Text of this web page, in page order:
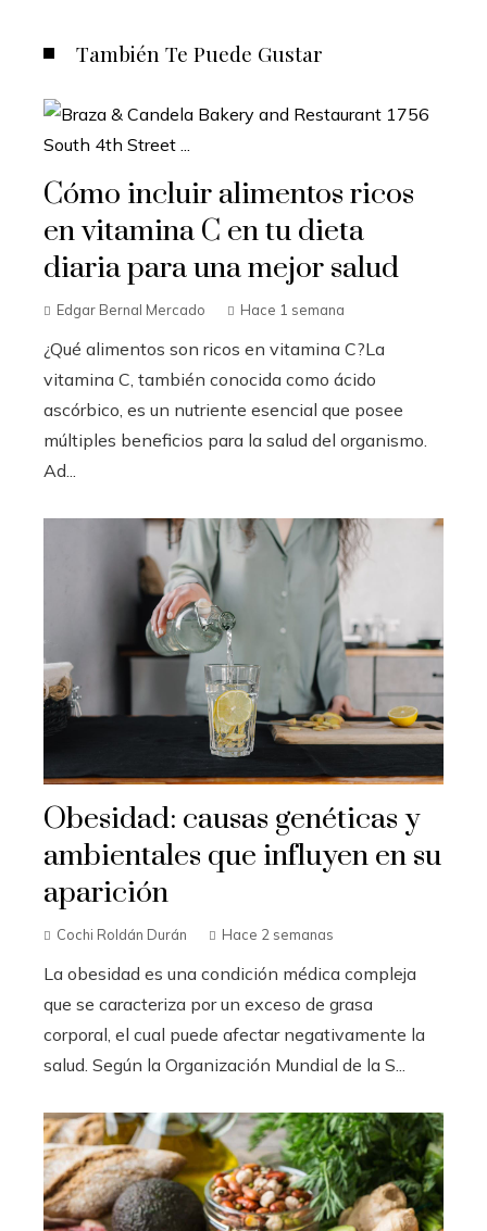
También Te Puede Gustar
Cómo incluir alimentos ricos
en vitamina C en tu dieta
diaria para una mejor salud
Edgar Bernal Mercado Hace 1 semana
¿Qué alimentos son ricos en vitamina C?La
vitamina C, también conocida como ácido
ascórbico, es un nutriente esencial que posee
múltiples beneficios para la salud del organismo.
Ad...
Obesidad: causas genéticas y
ambientales que influyen en su
aparición
Cochi Roldán Durán Hace 2 semanas
La obesidad es una condición médica compleja
que se caracteriza por un exceso de grasa
corporal, el cual puede afectar negativamente la
salud. Según la Organización Mundial de la S...